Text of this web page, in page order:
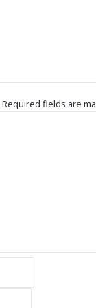
Required fields are